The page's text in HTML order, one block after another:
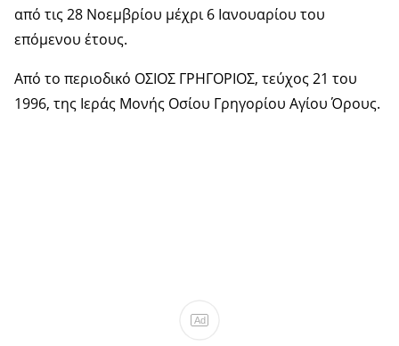
από τις 28 Νοεμβρίου μέχρι 6 Ιανουαρίου του
επόμενου έτους.
Από το περιοδικό ΟΣΙΟΣ ΓΡΗΓΟΡΙΟΣ, τεύχος 21 του
1996, της Ιεράς Μονής Οσίου Γρηγορίου Αγίου Όρους.
Ad